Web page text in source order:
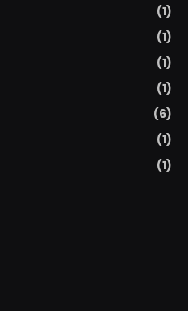
(1)
(1)
(1)
(1)
(6)
(1)
(1)